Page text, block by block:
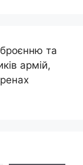
та
армій,